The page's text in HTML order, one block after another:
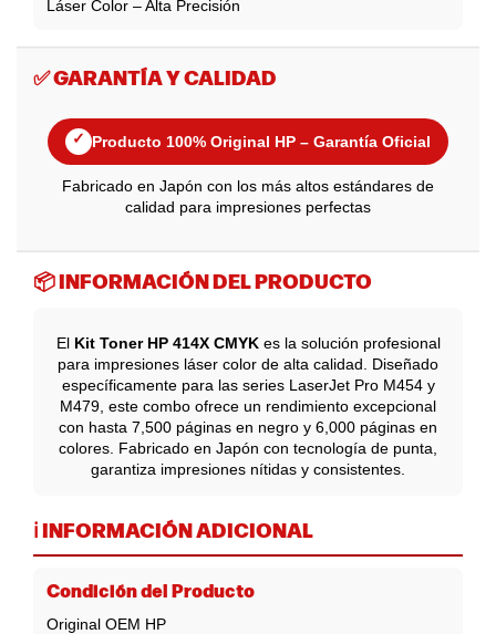
Láser Color – Alta Precisión
✅ GARANTÍA Y CALIDAD
✓ Producto 100% Original HP – Garantía Oficial
Fabricado en Japón con los más altos estándares de
calidad para impresiones perfectas
📦 INFORMACIÓN DEL PRODUCTO
El Kit Toner HP 414X CMYKes la solución profesional
para impresiones láser color de alta calidad. Diseñado
específicamente para las series LaserJet Pro M454 y
M479, este combo ofrece un rendimiento excepcional
con hasta 7,500 páginas en negro y 6,000 páginas en
colores. Fabricado en Japón con tecnología de punta,
garantiza impresiones nítidas y consistentes.
ℹ️ INFORMACIÓN ADICIONAL
Condición del Producto
Original OEM HP